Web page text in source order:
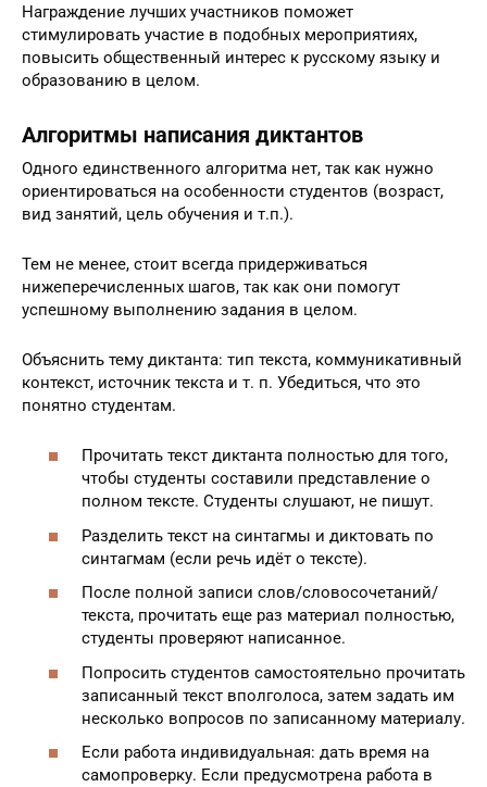
Награждение лучших участников поможет
стимулировать участие в подобных мероприятиях,
повысить общественный интерес к русскому языку и
образованию в целом.
Алгоритмы написания диктантов
Одного единственного алгоритма нет, так как нужно
ориентироваться на особенности студентов (возраст,
вид занятий, цель обучения и т.п.).
Тем не менее, стоит всегда придерживаться
нижеперечисленных шагов, так как они помогут
успешному выполнению задания в целом.
Объяснить тему диктанта: тип текста, коммуникативный
контекст, источник текста и т. п. Убедиться, что это
понятно студентам.
Прочитать текст диктанта полностью для того,
чтобы студенты составили представление о
полном тексте. Студенты слушают, не пишут.
Разделить текст на синтагмы и диктовать по
синтагмам (если речь идёт о тексте).
После полной записи слов/словосочетаний/
текста, прочитать еще раз материал полностью,
студенты проверяют написанное.
Попросить студентов самостоятельно прочитать
записанный текст вполголоса, затем задать им
несколько вопросов по записанному материалу.
Если работа индивидуальная: дать время на
самопроверку. Если предусмотрена работа в